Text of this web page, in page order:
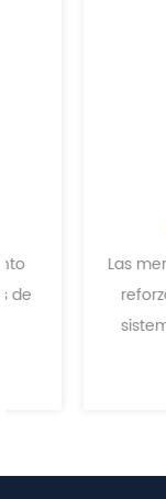
Las
reforzado
sistemas de